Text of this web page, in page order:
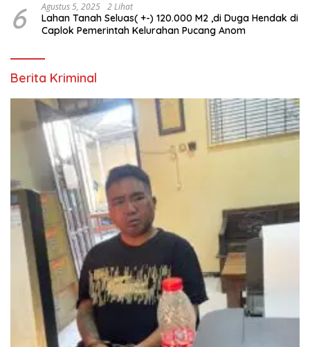
6 Agustus 5, 2025 2 Lihat
Lahan Tanah Seluas( +-) 120.000 M2 ,di Duga Hendak di
Caplok Pemerintah Kelurahan Pucang Anom
Berita Kriminal